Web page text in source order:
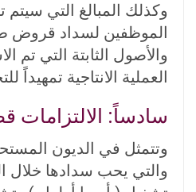
وكذلك المبالغ التي سيتم
الموظفين لسداد قروض
والأصول الثابتة التي تم
العملية الانتاجية تمهيداً
سادساً: الالتزامات
وتتمثل في الديون
والتي يحب سدادها خلال